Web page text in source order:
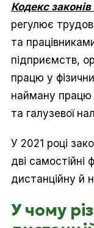
Кодекс
регулює
та
підприємств,
працю у
найману працю
та галузевої
У 2021 році
дві самостійні
дистанційну й
У чому